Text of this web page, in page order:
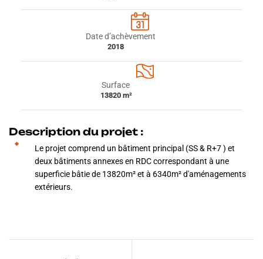
Date d’achèvement
2018
Surface
13820 m²
Description du projet :
Le projet comprend un bâtiment principal (SS & R+7 ) et
deux bâtiments annexes en RDC correspondant à une
superficie bâtie de 13820m² et à 6340m² d'aménagements
extérieurs.